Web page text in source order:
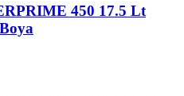
450 17.5 Lt